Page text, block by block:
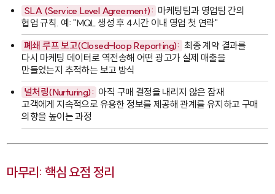
SLA (Service Level Agreement): 마케팅팀과 영업팀 간의
협업 규칙. 예: "MQL 생성 후 4시간 이내 영업 첫 연락"
폐쇄 루프 보고(Closed-loop Reporting): 최종 계약 결과를
다시 마케팅 데이터로 역전송해 어떤 광고가 실제 매출을
만들었는지 추적하는 보고 방식
널처링(Nurturing): 아직 구매 결정을 내리지 않은 잠재
고객에게 지속적으로 유용한 정보를 제공해 관계를 유지하고 구매
의향을 높이는 과정
마무리: 핵심 요점 정리